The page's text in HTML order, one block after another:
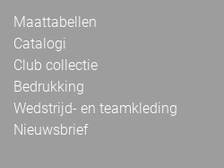
Maattabellen
Catalogi
Club collectie
Bedrukking
Wedstrijd- en teamkleding
Nieuwsbrief